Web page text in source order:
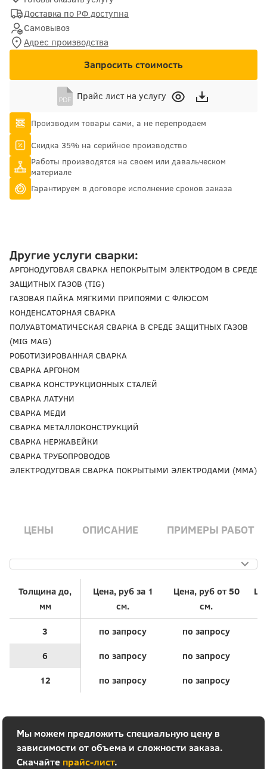
Доставка по РФ доступна
Самовывоз
Адрес производства
Запросить стоимость
Прайс лист на услугу
Производим товары сами, а не перепродаем
Скидка 35% на серийное производство
Работы производятся на своем или давальческом
материале
Гарантируем в договоре исполнение сроков заказа
Другие услуги сварки:
АРГОНОДУГОВАЯ СВАРКА НЕПОКРЫТЫМ ЭЛЕКТРОДОМ В СРЕДЕ
ЗАЩИТНЫХ ГАЗОВ (TIG)
ГАЗОВАЯ ПАЙКА МЯГКИМИ ПРИПОЯМИ С ФЛЮСОМ
КОНДЕНСАТОРНАЯ СВАРКА
ПОЛУАВТОМАТИЧЕСКАЯ СВАРКА В СРЕДЕ ЗАЩИТНЫХ ГАЗОВ
(MIG MAG)
РОБОТИЗИРОВАННАЯ СВАРКА
СВАРКА АРГОНОМ
СВАРКА КОНСТРУКЦИОННЫХ СТАЛЕЙ
СВАРКА ЛАТУНИ
СВАРКА МЕДИ
СВАРКА МЕТАЛЛОКОНСТРУКЦИЙ
СВАРКА НЕРЖАВЕЙКИ
СВАРКА ТРУБОПРОВОДОВ
ЭЛЕКТРОДУГОВАЯ СВАРКА ПОКРЫТЫМИ ЭЛЕКТРОДАМИ (ММА)
ЦЕНЫ ОПИСАНИЕ ПРИМЕРЫ РАБОТ
Толщина до,
мм
Цена, руб за 1
см.
Цена, руб от 50
см.
3 по запросу по запросу
6
по запросу по запросу
12
по запросу по запросу
Мы можем предложить специальную цену в
зависимости от объема и сложности заказа.
Скачайте прайс-лист.